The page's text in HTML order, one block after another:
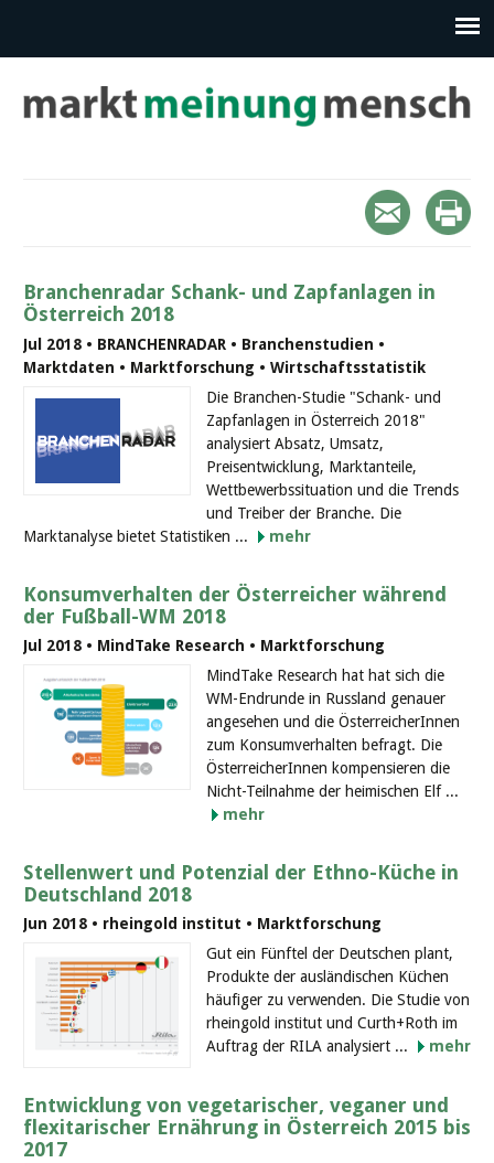
Branchenradar Schank- und Zapfanlagen in
Österreich 2018
Jul 2018 • BRANCHENRADAR • Branchenstudien •
Marktdaten • Marktforschung • Wirtschaftsstatistik
Die Branchen-Studie "Schank- und
Zapfanlagen in Österreich 2018"
analysiert Absatz, Umsatz,
Preisentwicklung, Marktanteile,
Wettbewerbssituation und die Trends
und Treiber der Branche. Die
Marktanalyse bietet Statistiken ...
mehr
Konsumverhalten der Österreicher während
der Fußball-WM 2018
Jul 2018 • MindTake Research • Marktforschung
MindTake Research hat hat sich die
WM-Endrunde in Russland genauer
angesehen und die ÖsterreicherInnen
zum Konsumverhalten befragt. Die
ÖsterreicherInnen kompensieren die
Nicht-Teilnahme der heimischen Elf ...
mehr
Stellenwert und Potenzial der Ethno-Küche in
Deutschland 2018
Jun 2018 • rheingold institut • Marktforschung
Gut ein Fünftel der Deutschen plant,
Produkte der ausländischen Küchen
häufiger zu verwenden. Die Studie von
rheingold institut und Curth+Roth im
Auftrag der RILA analysiert ...
mehr
Entwicklung von vegetarischer, veganer und
flexitarischer Ernährung in Österreich 2015 bis
2017